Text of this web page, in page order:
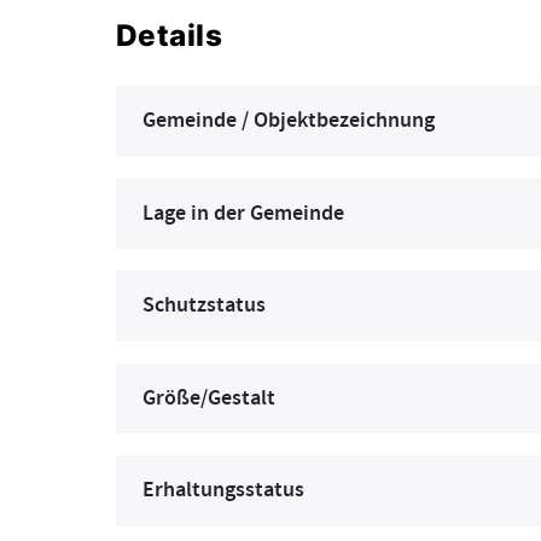
Details
Gemeinde / Objektbezeichnung
Lage in der Gemeinde
Schutzstatus
Größe/Gestalt
Erhaltungsstatus